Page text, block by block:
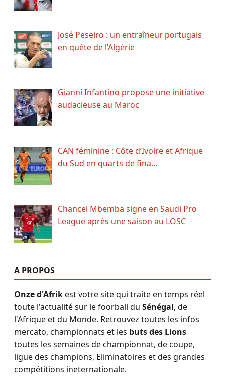
José Peseiro : un entraîneur portugais
en quête de l’Algérie
Gianni Infantino propose une initiative
audacieuse au Maroc
CAN féminine : Côte d’Ivoire et Afrique
du Sud en quarts de fina…
Chancel Mbemba signe en Saudi Pro
League après une saison au LOSC
A PROPOS
Onze d'Afrikest votre site qui traite en temps réel
toute l'actualité sur le foorball du Sénégal, de
l'Afrique et du Monde. Retrouvez toutes les infos
mercato, championnats et les buts des Lions
toutes les semaines de championnat, de coupe,
ligue des champions, Eliminatoires et des grandes
compétitions ineternationale.